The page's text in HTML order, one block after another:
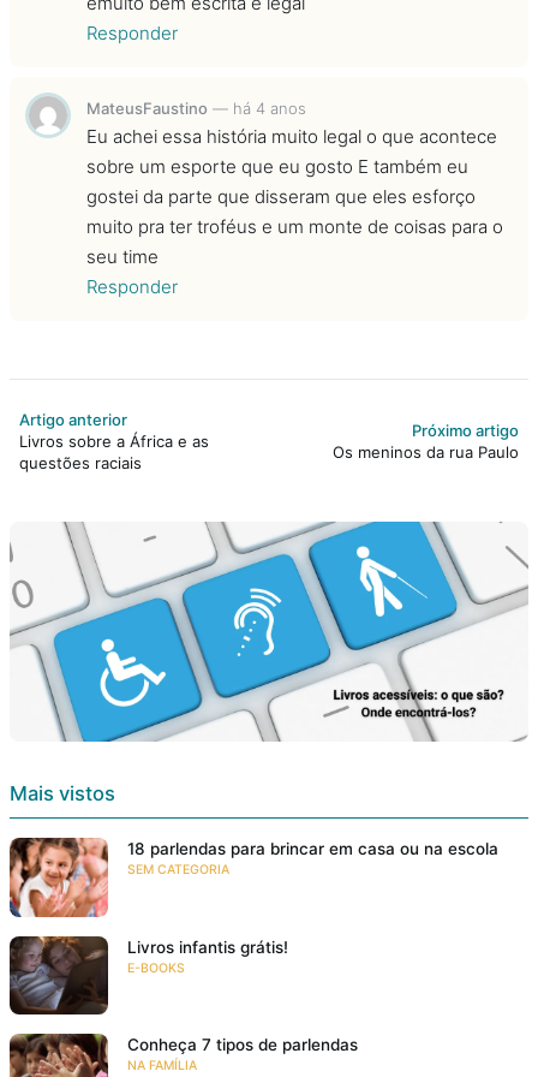
Responder
MateusFaustino — há 4 anos
Eu achei essa história muito legal o que acontece
sobre um esporte que eu gosto E também eu
gostei da parte que disseram que eles esforço
muito pra ter troféus e um monte de coisas para o
seu time
Responder
Artigo anterior
Livros sobre a África e as
questões raciais
Próximo artigo
Os meninos da rua Paulo
Mais vistos
18 parlendas para brincar em casa ou na escola
SEM CATEGORIA
Livros infantis grátis!
E-BOOKS
Conheça 7 tipos de parlendas
NA FAMÍLIA